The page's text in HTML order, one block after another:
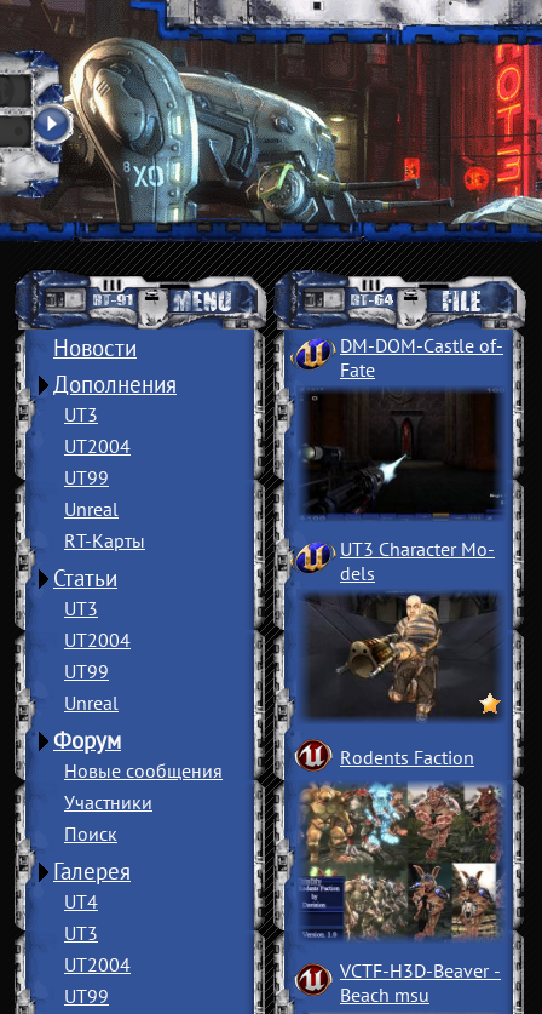
Новости
Дополнения
UT3
UT2004
UT99
Unreal
RT-Карты
Статьи
UT3
UT2004
UT99
Unreal
Форум
Новые сообщения
Участники
Поиск
Галерея
UT4
UT3
UT2004
UT99
DM-DOM-Castle of­
Fate
UT3 Character Mo­
dels
Rodents Faction
VCTF-H3D-Beaver ­
Beach msu